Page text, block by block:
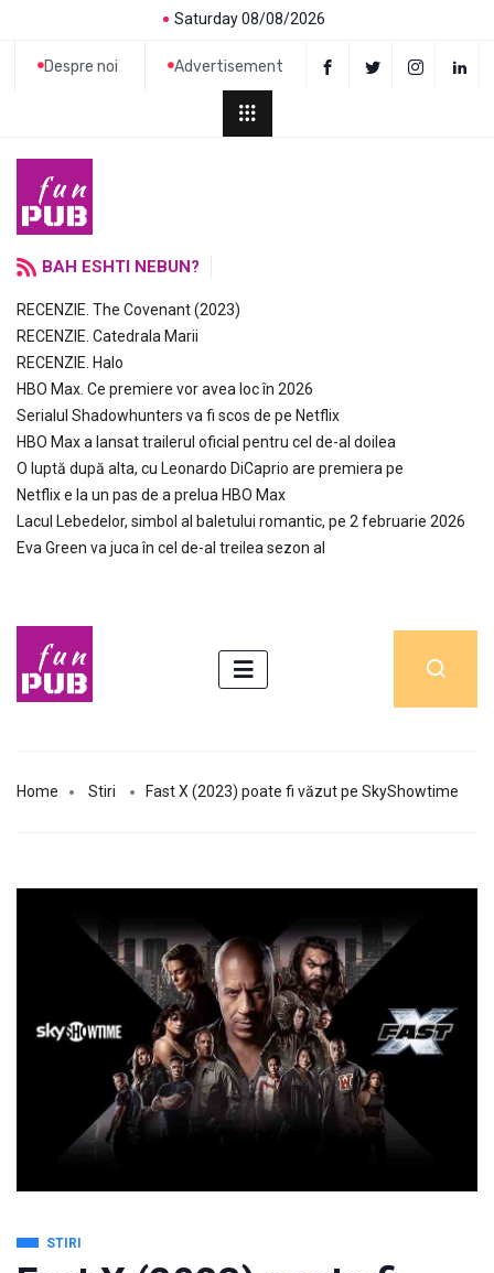
Saturday 08/08/2026
Despre noi Advertisement
BAH ESHTI NEBUN?
RECENZIE. The Covenant (2023)
RECENZIE. Catedrala Marii
RECENZIE. Halo
HBO Max. Ce premiere vor avea loc în 2026
Serialul Shadowhunters va fi scos de pe Netflix
HBO Max a lansat trailerul oficial pentru cel de-al doilea
O luptă după alta, cu Leonardo DiCaprio are premiera pe
Netflix e la un pas de a prelua HBO Max
Lacul Lebedelor, simbol al baletului romantic, pe 2 februarie 2026
Eva Green va juca în cel de-al treilea sezon al
Home Stiri Fast X (2023) poate fi văzut pe SkyShowtime
STIRI